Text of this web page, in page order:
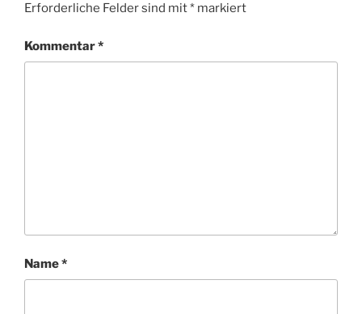
Erforderliche Felder sind mit* markiert
Kommentar*
Name*